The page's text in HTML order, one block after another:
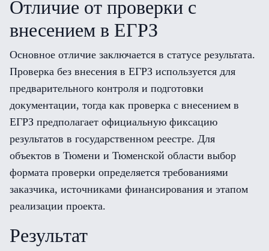
Отличие от проверки с
внесением в ЕГРЗ
Основное отличие заключается в статусе результата.
Проверка без внесения в ЕГРЗ используется для
предварительного контроля и подготовки
документации, тогда как проверка с внесением в
ЕГРЗ предполагает официальную фиксацию
результатов в государственном реестре. Для
объектов в Тюмени и Тюменской области выбор
формата проверки определяется требованиями
заказчика, источниками финансирования и этапом
реализации проекта.
Результат